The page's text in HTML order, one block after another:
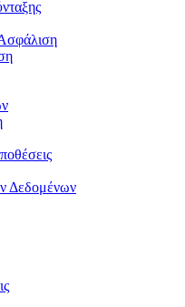
Δεδομένων